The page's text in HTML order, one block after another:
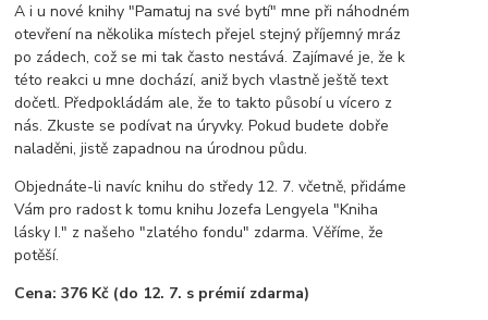
A i u nové knihy "Pamatuj na své bytí" mne při náhodném
otevření na několika místech přejel stejný příjemný mráz
po zádech, což se mi tak často nestává. Zajímavé je, že k
této reakci u mne dochází, aniž bych vlastně ještě text
dočetl. Předpokládám ale, že to takto působí u vícero z
nás. Zkuste se podívat na úryvky. Pokud budete dobře
naladěni, jistě zapadnou na úrodnou půdu.
Objednáte-li navíc knihu do středy 12. 7. včetně, přidáme
Vám pro radost k tomu knihu Jozefa Lengyela "Kniha
lásky I." z našeho "zlatého fondu" zdarma. Věříme, že
potěší.
Cena: 376 Kč (do 12. 7. s prémií zdarma)